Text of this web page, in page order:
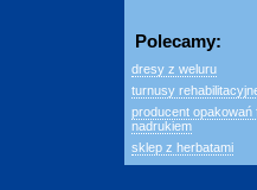
Polecamy:
dresy z weluru
turnusy
producent opakowań
nadrukiem
sklep z herbatami